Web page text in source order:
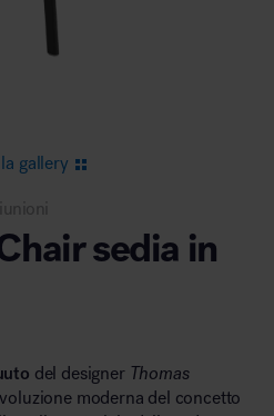
gallery
sedia in
del designer Thomas
moderna del concetto